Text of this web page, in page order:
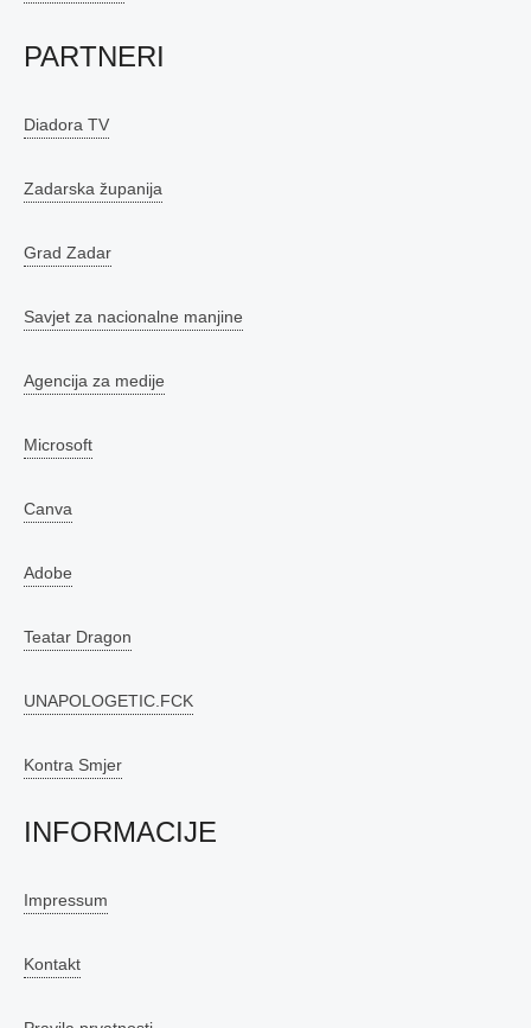
PARTNERI
Diadora TV
Zadarska županija
Grad Zadar
Savjet za nacionalne manjine
Agencija za medije
Microsoft
Canva
Adobe
Teatar Dragon
UNAPOLOGETIC.FCK
Kontra Smjer
INFORMACIJE
Impressum
Kontakt